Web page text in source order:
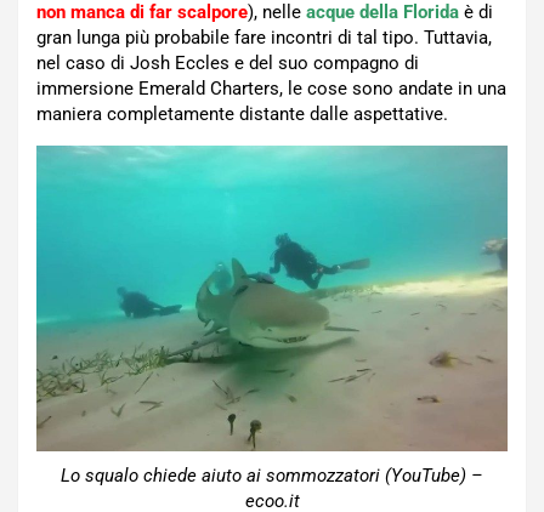
non manca di far scalpore), nelle acque della Florida è di
gran lunga più probabile fare incontri di tal tipo. Tuttavia,
nel caso di Josh Eccles e del suo compagno di
immersione Emerald Charters, le cose sono andate in una
maniera completamente distante dalle aspettative.
Lo squalo chiede aiuto ai sommozzatori (YouTube) –
ecoo.it